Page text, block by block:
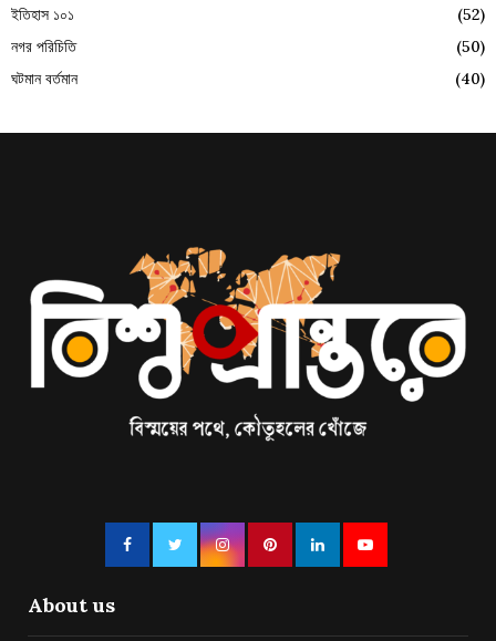
ইতিহাস ১০১
(52)
নগর পরিচিতি
(50)
ঘটমান বর্তমান
(40)
About us